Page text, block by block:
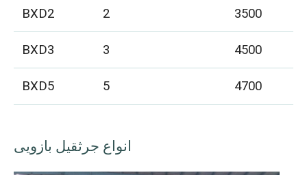
BXD2
2 3500
BXD3
3 4500
BXD5
5 4700
انواع جرثقیل بازویی